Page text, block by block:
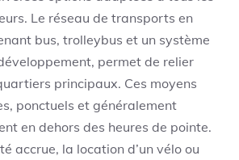
Le réseau de transports en
bus, trolleybus et un système
permet de relier
principaux. Ces moyens
ponctuels et généralement
en dehors des heures de pointe.
accrue, la location d’un vélo ou